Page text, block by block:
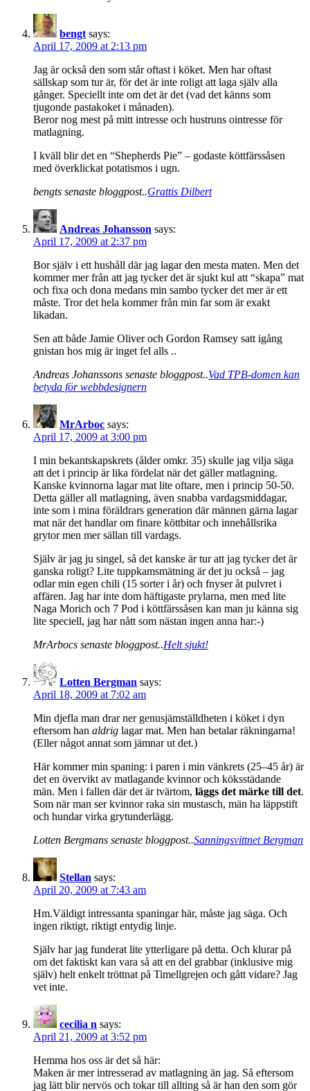
bengt says:
April 17, 2009 at 2:13 pm
Jag är också den som står oftast i köket. Men har oftast
sällskap som tur är, för det är inte roligt att laga själv alla
gånger. Speciellt inte om det är det (vad det känns som
tjugonde pastakoket i månaden).
Beror nog mest på mitt intresse och hustruns ointresse för
matlagning.
I kväll blir det en “Shepherds Pie” – godaste köttfärssåsen
med överklickat potatismos i ugn.
bengts senaste bloggpost..Grattis Dilbert
Andreas Johansson says:
April 17, 2009 at 2:37 pm
Bor själv i ett hushåll där jag lagar den mesta maten. Men det
kommer mer från att jag tycker det är sjukt kul att “skapa” mat
och fixa och dona medans min sambo tycker det mer är ett
måste. Tror det hela kommer från min far som är exakt
likadan.
Sen att både Jamie Oliver och Gordon Ramsey satt igång
gnistan hos mig är inget fel alls ..
Andreas Johanssons senaste bloggpost..Vad TPB-domen kan
betyda för webbdesignern
MrArboc says:
April 17, 2009 at 3:00 pm
I min bekantskapskrets (ålder omkr. 35) skulle jag vilja säga
att det i princip är lika fördelat när det gäller matlagning.
Kanske kvinnorna lagar mat lite oftare, men i princip 50-50.
Detta gäller all matlagning, även snabba vardagsmiddagar,
inte som i mina föräldrars generation där männen gärna lagar
mat när det handlar om finare köttbitar och innehållsrika
grytor men mer sällan till vardags.
Själv är jag ju singel, så det kanske är tur att jag tycker det är
ganska roligt? Lite tuppkamsmätning är det ju också – jag
odlar min egen chili (15 sorter i år) och fnyser åt pulvret i
affären. Jag har inte dom häftigaste prylarna, men med lite
Naga Morich och 7 Pod i köttfärssåsen kan man ju känna sig
lite speciell, jag har nått som nästan ingen anna har:-)
MrArbocs senaste bloggpost..Helt sjukt!
Lotten Bergman says:
April 18, 2009 at 7:02 am
Min djefla man drar ner genusjämställdheten i köket i dyn
eftersom han aldrig lagar mat. Men han betalar räkningarna!
(Eller något annat som jämnar ut det.)
Här kommer min spaning: i paren i min vänkrets (25–45 år) är
det en övervikt av matlagande kvinnor och köksstädande
män. Men i fallen där det är tvärtom, läggs det märke till det.
Som när man ser kvinnor raka sin mustasch, män ha läppstift
och hundar virka grytunderlägg.
Lotten Bergmans senaste bloggpost..Sanningsvittnet Bergman
Stellan says:
April 20, 2009 at 7:43 am
Hm.Väldigt intressanta spaningar här, måste jag säga. Och
ingen riktigt, riktigt entydig linje.
Själv har jag funderat lite ytterligare på detta. Och klurar på
om det faktiskt kan vara så att en del grabbar (inklusive mig
själv) helt enkelt tröttnat på Timellgrejen och gått vidare? Jag
vet inte.
cecilia n says:
April 21, 2009 at 3:52 pm
Hemma hos oss är det så här:
Maken är mer intresserad av matlagning än jag. Så eftersom
jag lätt blir nervös och tokar till allting så är han den som gör